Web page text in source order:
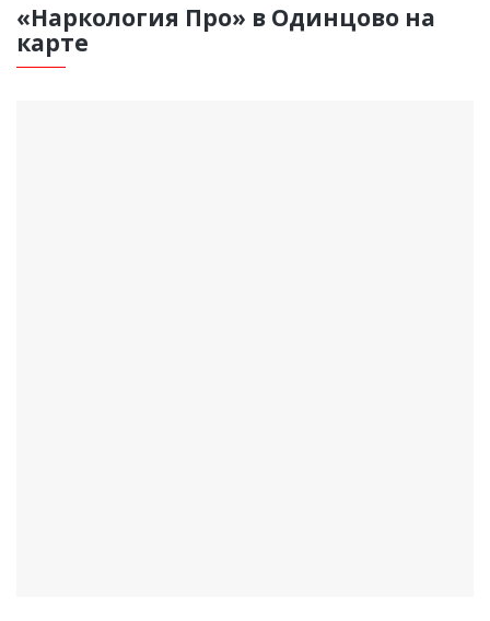
«Наркология Про» в Одинцово на
карте